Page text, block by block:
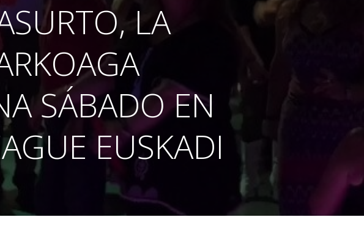
LA
SÁBADO EN
EUSKADI